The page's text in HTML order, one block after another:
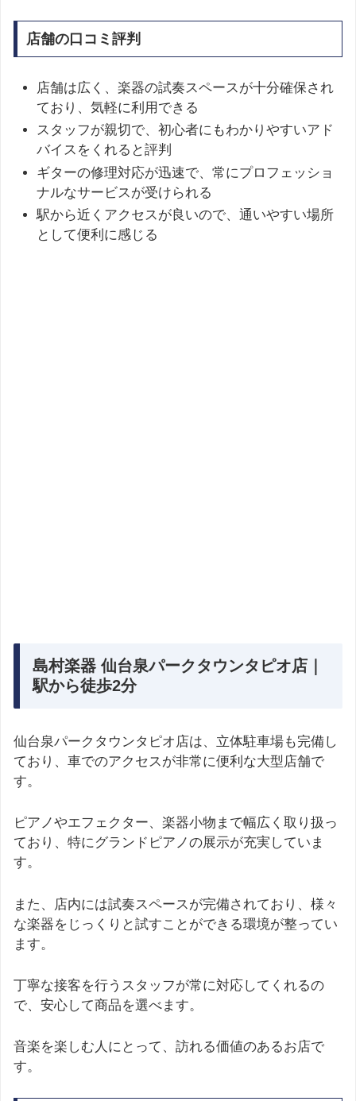
店舗の口コミ評判
店舗は広く、楽器の試奏スペースが十分確保され
ており、気軽に利用できる
スタッフが親切で、初心者にもわかりやすいアド
バイスをくれると評判
ギターの修理対応が迅速で、常にプロフェッショ
ナルなサービスが受けられる
駅から近くアクセスが良いので、通いやすい場所
として便利に感じる
島村楽器 仙台泉パークタウンタピオ店｜
駅から徒歩2分
仙台泉パークタウンタピオ店は、立体駐車場も完備し
ており、車でのアクセスが非常に便利な大型店舗で
す。
ピアノやエフェクター、楽器小物まで幅広く取り扱っ
ており、特にグランドピアノの展示が充実していま
す。
また、店内には試奏スペースが完備されており、様々
な楽器をじっくりと試すことができる環境が整ってい
ます。
丁寧な接客を行うスタッフが常に対応してくれるの
で、安心して商品を選べます。
音楽を楽しむ人にとって、訪れる価値のあるお店で
す。